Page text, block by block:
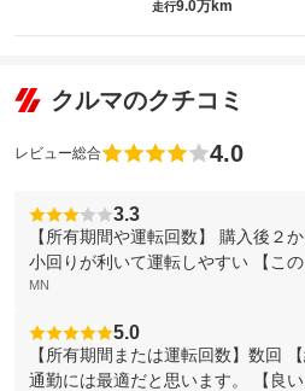
走行9.0万km
クルマのクチコミ
レビュー総合 4.0
3.3
【所有期間や運転回数】 購入後２
小回りが利いて運転しやすい 【この
MN
5.0
【所有期間または運転回数】数回
通勤には最適だと思います。 【良い